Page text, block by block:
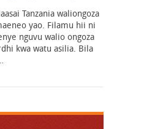
Tanzania waliongoza
yao. Filamu hii ni
nguvu walio ongoza
kwa watu asilia. Bila